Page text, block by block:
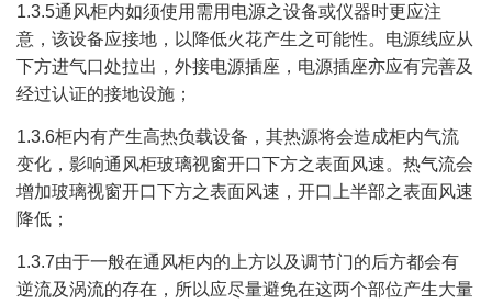
1.3.5通风柜内如须使用需用电源之设备或仪器时更应注
意，该设备应接地，以降低火花产生之可能性。电源线应从
下方进气口处拉出，外接电源插座，电源插座亦应有完善及
经过认证的接地设施；
1.3.6柜内有产生高热负载设备，其热源将会造成柜内气流
变化，影响通风柜玻璃视窗开口下方之表面风速。热气流会
增加玻璃视窗开口下方之表面风速，开口上半部之表面风速
降低；
1.3.7由于一般在通风柜内的上方以及调节门的后方都会有
逆流及涡流的存在，所以应尽量避免在这两个部位产生大量